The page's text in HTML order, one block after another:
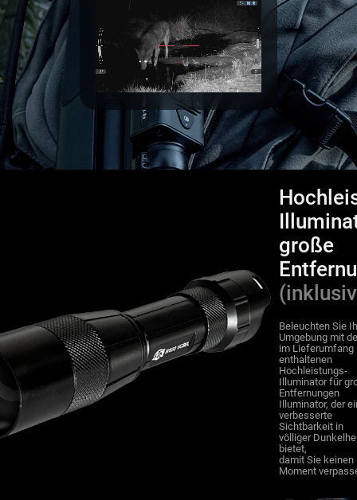
große
Beleuchten Sie
Umgebung mit
im Lieferumfang
enthaltenen
Hochleistungs-
Illuminator für
Entfernungen
Illuminator, der
verbesserte
Sichtbarkeit in
völliger
bietet,
damit Sie keinen
Moment